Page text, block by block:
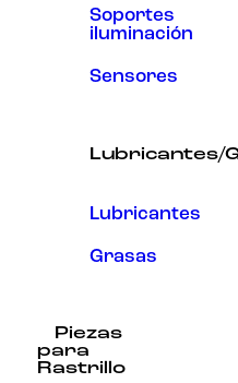
Soportes
iluminación
Sensores
Lubricantes/
Lubricantes
Grasas
Piezas
para
Rastrillo